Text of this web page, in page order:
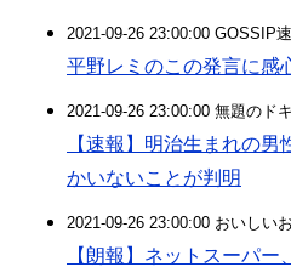
2021-09-26 23:00:00 GOSSIP
平野レミのこの発言に感
2021-09-26 23:00:00 無題のド
【速報】明治生まれの
かいないことが判明
2021-09-26 23:00:00 おいしいお
【朗報】ネットスーパー